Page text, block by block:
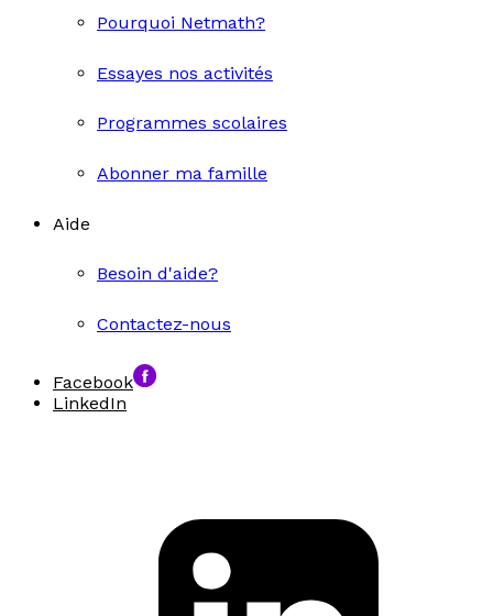
Pourquoi Netmath?
Essayes nos activités
Programmes scolaires
Abonner ma famille
Aide
Besoin d'aide?
Contactez-nous
Facebook
LinkedIn